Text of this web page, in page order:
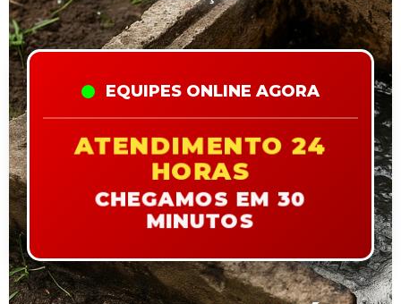
EQUIPES ONLINE AGORA
ATENDIMENTO 24
HORAS
CHEGAMOS EM 30
MINUTOS